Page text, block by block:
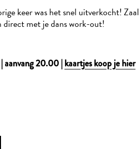
keer was het snel uitverkocht! Zaal
met je dans work-out!
aanvang 20.00 |kaartjes koop je hier